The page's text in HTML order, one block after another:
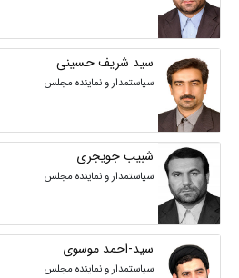
سید شریف حسینی
سیاستمدار و نماینده مجلس
شبیب جویجری
سیاستمدار و نماینده مجلس
سید-احمد موسوی
سیاستمدار و نماینده مجلس